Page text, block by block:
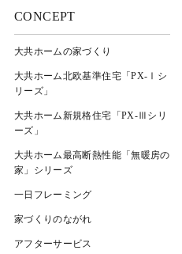
CONCEPT
大共ホームの家づくり
大共ホーム北欧基準住宅「PX-Ⅰシ
リーズ」
大共ホーム新規格住宅「PX-Ⅲシリ
ーズ」
大共ホーム最高断熱性能「無暖房の
家」シリーズ
一日フレーミング
家づくりのながれ
アフターサービス